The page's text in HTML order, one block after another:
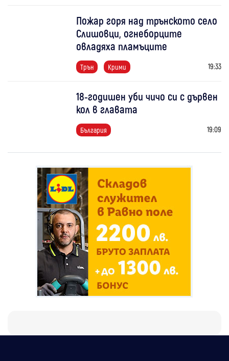
Пожар горя над трънското село
Слишовци, огнеборците
овладяха пламъците
Трън Крими 19:33
18-годишен уби чичо си с дървен
кол в главата
България 19:09